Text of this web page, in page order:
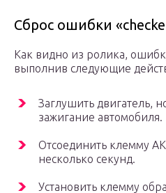
Сброс ошибки
Как видно из ролика,
выполнив следующие
Заглушить двигатель,
зажигание автомобиля.
Отсоединить клемму
несколько секунд.
Установить клемму